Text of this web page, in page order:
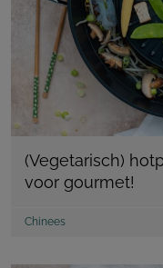
(Vegetarisch)
voor gourmet!
Chinees